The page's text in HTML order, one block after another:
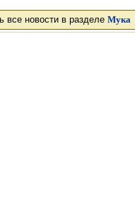
все новости в разделе Мука